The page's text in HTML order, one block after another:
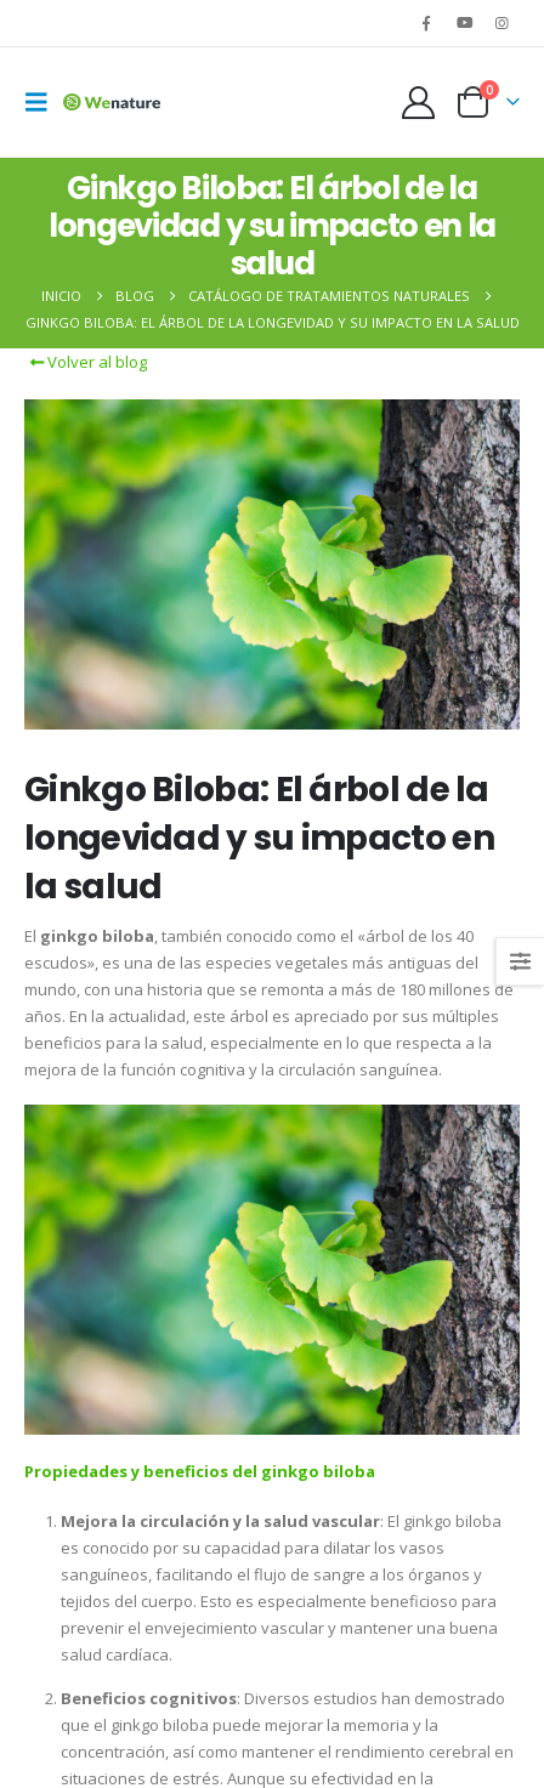
0
Ginkgo Biloba: El árbol de la
longevidad y su impacto en la
salud
INICIO BLOG
CATÁLOGO DE TRATAMIENTOS NATURALES
GINKGO BILOBA: EL ÁRBOL DE LA LONGEVIDAD Y SU IMPACTO EN LA SALUD
Volver al blog
Ginkgo Biloba: El árbol de la
longevidad y su impacto en
la salud
El ginkgo biloba, también conocido como el «árbol de los 40
escudos», es una de las especies vegetales más antiguas del
mundo, con una historia que se remonta a más de 180 millones de
años. En la actualidad, este árbol es apreciado por sus múltiples
beneficios para la salud, especialmente en lo que respecta a la
mejora de la función cognitiva y la circulación sanguínea​.
Propiedades y beneficios del ginkgo biloba
Mejora la circulación y la salud vascular: El ginkgo biloba
es conocido por su capacidad para dilatar los vasos
sanguíneos, facilitando el flujo de sangre a los órganos y
tejidos del cuerpo. Esto es especialmente beneficioso para
prevenir el envejecimiento vascular y mantener una buena
salud cardíaca​.
Beneficios cognitivos: Diversos estudios han demostrado
que el ginkgo biloba puede mejorar la memoria y la
concentración, así como mantener el rendimiento cerebral en
situaciones de estrés. Aunque su efectividad en la